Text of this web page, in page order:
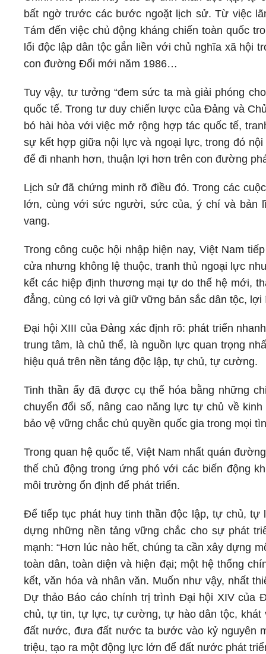
bất ngờ trước các bước ngoặt lịch sử. Từ việc
Tám đến việc chủ động kháng chiến toàn quốc
lối độc lập dân tộc gắn liền với chủ nghĩa xã hội
con đường Đổi mới năm 1986…
Tuy vậy, tư tưởng “đem sức ta mà giải phóng
quốc tế. Trong tư duy chiến lược của Đảng và
bó hài hòa với việc mở rộng hợp tác quốc tế,
sự kết hợp giữa nội lực và ngoại lực, trong đó
để đi nhanh hơn, thuận lợi hơn trên con đường
Lịch sử đã chứng minh rõ điều đó. Trong các
lớn, cùng với sức người, sức của, ý chí và bản
vang.
Trong công cuộc hội nhập hiện nay, Việt Nam
cửa nhưng không lệ thuộc, tranh thủ ngoại lực
kết các hiệp định thương mại tự do thế hệ mới,
đẳng, cùng có lợi và giữ vững bản sắc dân tộc, lợi
Đại hội XIII của Đảng xác định rõ: phát triển
trung tâm, là chủ thể, là nguồn lực quan trọng
hiệu quả trên nền tảng độc lập, tự chủ, tự cường.
Tinh thần ấy đã được cụ thể hóa bằng những
chuyển đổi số, nâng cao năng lực tự chủ về
bảo vệ vững chắc chủ quyền quốc gia trong mọi
Trong quan hệ quốc tế, Việt Nam nhất quán
thế chủ động trong ứng phó với các biến động
môi trường ổn định để phát triển.
Để tiếp tục phát huy tinh thần độc lập, tự chủ,
dựng những nền tảng vững chắc cho sự phát
mạnh: “Hơn lúc nào hết, chúng ta cần xây dựng
toàn dân, toàn diện và hiện đại; một hệ thống
kết, văn hóa và nhân văn. Muốn như vậy, nhất
Dự thảo Báo cáo chính trị trình Đại hội XIV của
chủ, tự tin, tự lực, tự cường, tự hào dân tộc,
đất nước, đưa đất nước ta bước vào kỷ nguyên
triệu, tạo ra một động lực lớn để đất nước phát